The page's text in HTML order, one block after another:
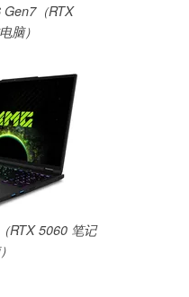
Gen7（RTX
脑）
RTX 5060 笔记